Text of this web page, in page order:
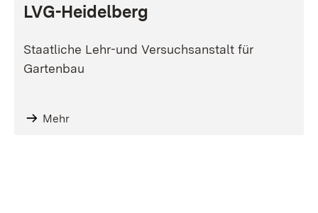
LVG-Heidelberg
Staatliche Lehr-und Versuchsanstalt für
Gartenbau
Mehr